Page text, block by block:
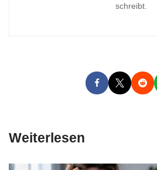
schreibt.
Weiterlesen